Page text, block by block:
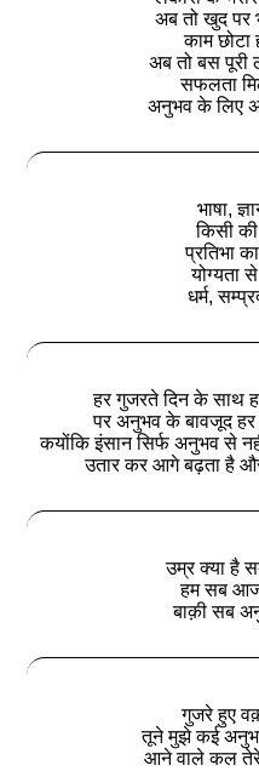
अब तो खुद पर
काम छोटा
अब तो बस
सफलता
अनुभव के लिए
भाषा,
किसी की
प्रतिभा
योग्यता से
धर्म,
हर गुजरते दिन के साथ
पर अनुभव के बावजूद हर
कयोंकि इंसान सिर्फ अनुभव से
उतार कर आगे बढ़ता है
उम्र क्या है
हम सब
बाक़ी सब
गुजरे हुए
तूने मुझे कई
आने वाले कल तेरे